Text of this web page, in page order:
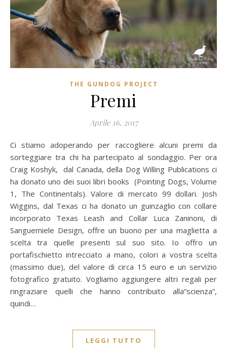
THE GUNDOG PROJECT
Premi
Aprile 16, 2017
Ci stiamo adoperando per raccogliere alcuni premi da
sorteggiare tra chi ha partecipato al sondaggio. Per ora
Craig Koshyk, dal Canada, della Dog Willing Publications ci
ha donato uno dei suoi libri books (Pointing Dogs, Volume
1, The Continentals). Valore di mercato 99 dollari. Josh
Wiggins, dal Texas ci ha donato un guinzaglio con collare
incorporato Texas Leash and Collar Luca Zaninoni, di
Sanguemiele Design, offre un buono per una maglietta a
scelta tra quelle presenti sul suo sito. Io offro un
portafischietto intrecciato a mano, colori a vostra scelta
(massimo due), del valore di circa 15 euro e un servizio
fotografico gratuito. Vogliamo aggiungere altri regali per
ringraziare quelli che hanno contribuito alla“scienza”,
quindi…
LEGGI TUTTO